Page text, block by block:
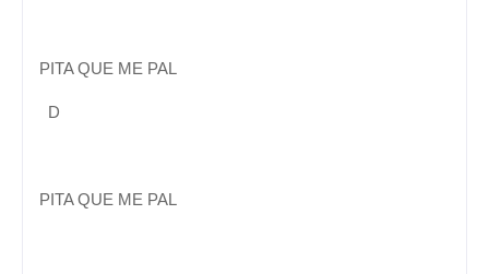
PITA QUE ME PAL
D
PITA QUE ME PAL